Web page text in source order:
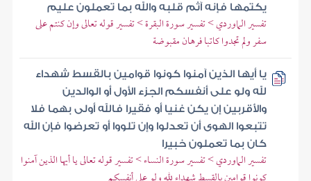
يكتمها فإنه آثم قلبه والله بما تعملون عليم
تفسير الماوردي > تفسير سورة البقرة > تفسير قوله تعالى وإن كنتم على
سفر ولم تجدوا كاتبا فرهان مقبوضة
يا أيها الذين آمنوا كونوا قوامين بالقسط شهداء
لله ولو على أنفسكم الجزء الأول أو الوالدين
والأقربين إن يكن غنيا أو فقيرا فالله أولى بهما فلا
تتبعوا الهوى أن تعدلوا وإن تلووا أو تعرضوا فإن الله
كان بما تعملون خبيرا
تفسير الماوردي > تفسير سورة النساء > تفسير قوله تعالى يا أيها الذين آمنوا